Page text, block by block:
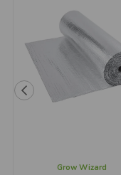
Grow Wizard